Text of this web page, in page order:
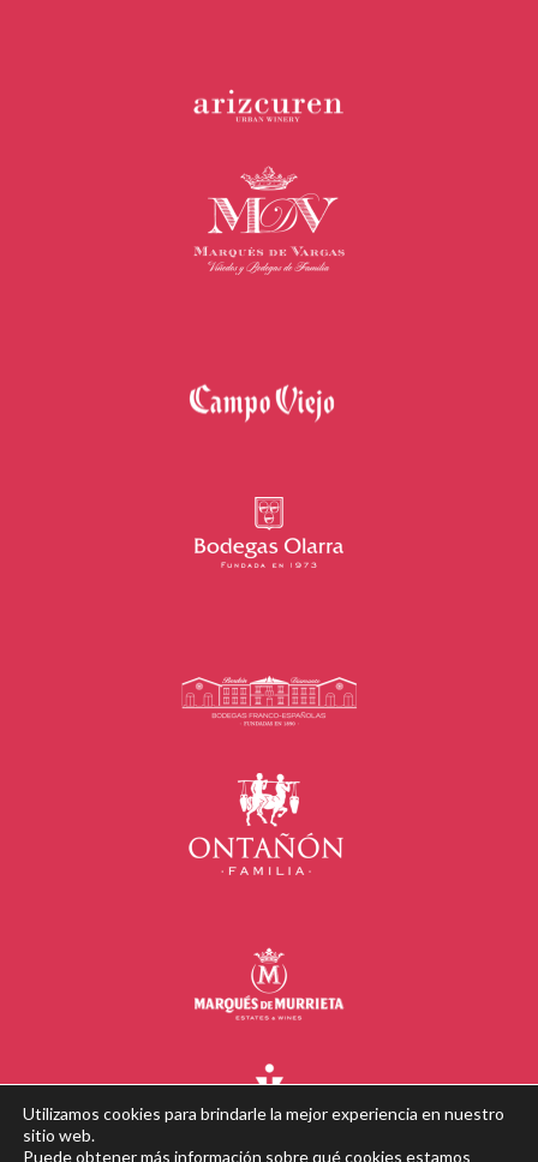
Utilizamos cookies para brindarle la mejor experiencia en nuestro
sitio web.
Puede obtener más información sobre qué cookies estamos